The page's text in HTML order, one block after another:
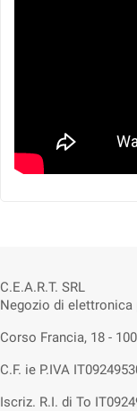
C.E.A.R.T. SRL
Negozio di elettronica
Corso Francia, 18 -
C.F. ie P.IVA
Iscriz. R.I. di To